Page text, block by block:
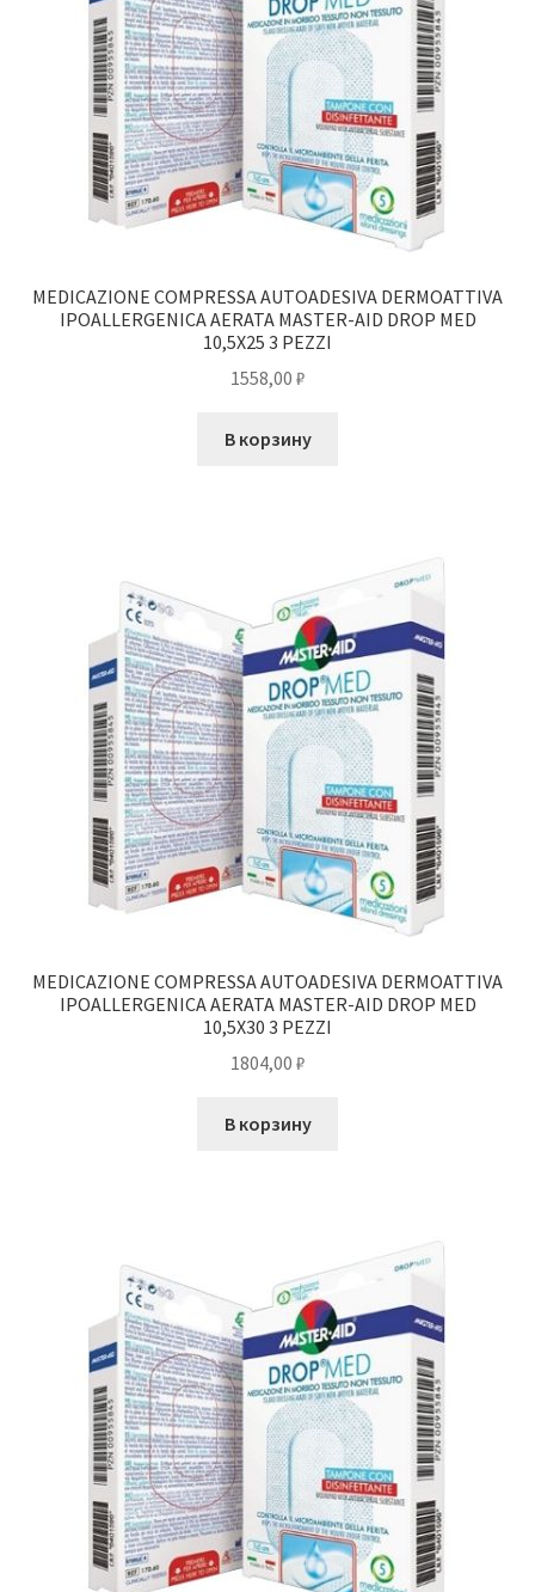
MEDICAZIONE COMPRESSA AUTOADESIVA DERMOATTIVA
IPOALLERGENICA AERATA MASTER-AID DROP MED
10,5X25 3 PEZZI
1558,00 ₽
В корзину
MEDICAZIONE COMPRESSA AUTOADESIVA DERMOATTIVA
IPOALLERGENICA AERATA MASTER-AID DROP MED
10,5X30 3 PEZZI
1804,00 ₽
В корзину